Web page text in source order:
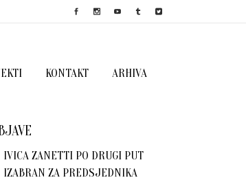
KONTAKT ARHIVA
IVICA ZANETTI PO DRUGI PUT
IZABRAN ZA PREDSJEDNIKA